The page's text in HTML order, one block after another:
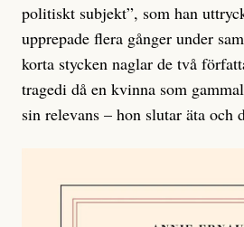
politiskt subjekt”, som han
upprepade flera gånger under
korta stycken naglar de två
tragedi då en kvinna som
sin relevans – hon slutar äta och